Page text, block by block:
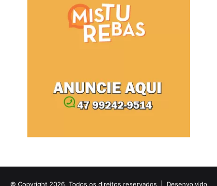
© Copyright 2026, Todos os direitos reservados | Desenvolvido